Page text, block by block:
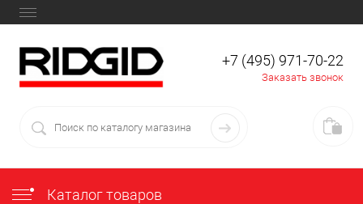
+7 (495) 971-70-22
Заказать звонок
Каталог товаров